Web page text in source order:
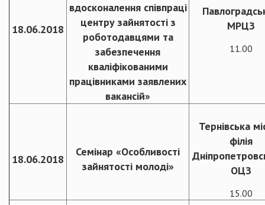
18.06.2018
вдосконалення співпраці
центру зайнятості з
роботодавцями та
забезпечення
кваліфікованими
працівниками заявлених
вакансій»
МРЦЗ
11.00
18.06.2018
Семінар «Особливості
зайнятості молоді»
Тернівська
філія
ОЦЗ
15.00